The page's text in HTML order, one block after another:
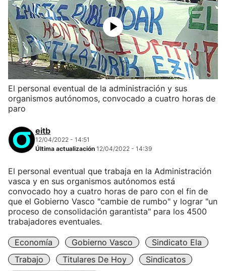
El personal eventual de la administración y sus
organismos autónomos, convocado a cuatro horas de
paro
eitb
12/04/2022 - 14:51
Última actualización 12/04/2022 - 14:39
El personal eventual que trabaja en la Administración
vasca y en sus organismos autónomos está
convocado hoy a cuatro horas de paro con el fin de
que el Gobierno Vasco "cambie de rumbo" y lograr "un
proceso de consolidación garantista" para los 4500
trabajadores eventuales.
Economía Gobierno Vasco
Sindicato Ela
Trabajo
Titulares De Hoy
Sindicatos